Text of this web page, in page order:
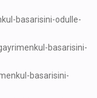
basarisini-odulle-
basarisini-
basarisini-